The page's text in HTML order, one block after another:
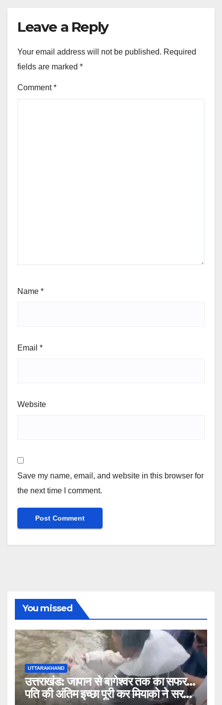
Leave a Reply
Your email address will not be published. Required
fields are marked *
Comment*
Name *
Email *
Website
Save my name, email, and website in this browser for
the next time I comment.
You missed
UTTARAKHAND
उत्तराखंड: जापान से बागेश्वर तक का सफर…
पति की अंतिम इच्छा पूरी कर मियाको ने सरयू में